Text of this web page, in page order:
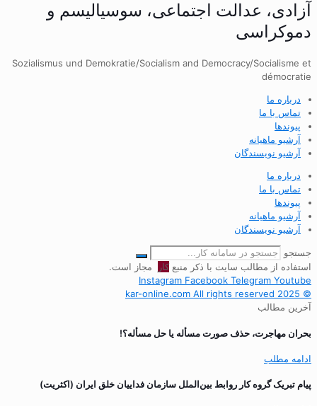
آزادی، عدالت اجتماعی، سوسیالیسم و
دموکراسی
Sozialismus und Demokratie/Socialism and Democracy/Socialisme et
démocratie
درباره ما
تماس با ما
پیوندها
آرشیو ماهیانه
آرشیو نویسندگان
درباره ما
تماس با ما
پیوندها
آرشیو ماهیانه
آرشیو نویسندگان
جستجو
استفاده از مطالب سایت با ذکر منبعکار
مجاز است.
Instagram Facebook Telegram Youtube
© 2025 kar-online.com All rights reserved
آخرین مطالب
بحران مهاجرت‌، حذف صورت مسأله یا حل مسأله؟!
ادامه مطلب
پیام تبریک گروه کار روابط بین‌الملل سازمان فداییان خلق ایران (اکثریت)